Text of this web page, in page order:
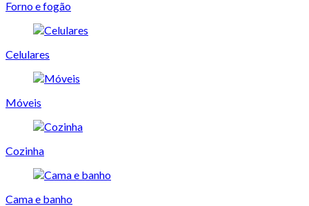
Forno e fogão
Celulares
Móveis
Cozinha
Cama e banho